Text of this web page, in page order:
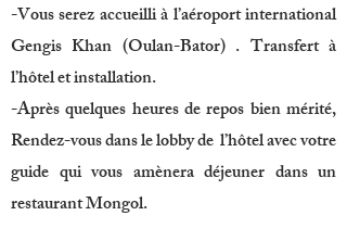
-Vous serez accueilli à l’aéroport international
Gengis Khan (Oulan-Bator) . Transfert à
l’hôtel et installation.
-Après quelques heures de repos bien mérité,
Rendez-vous dans le lobby de l’hôtel avec votre
guide qui vous amènera déjeuner dans un
restaurant Mongol.